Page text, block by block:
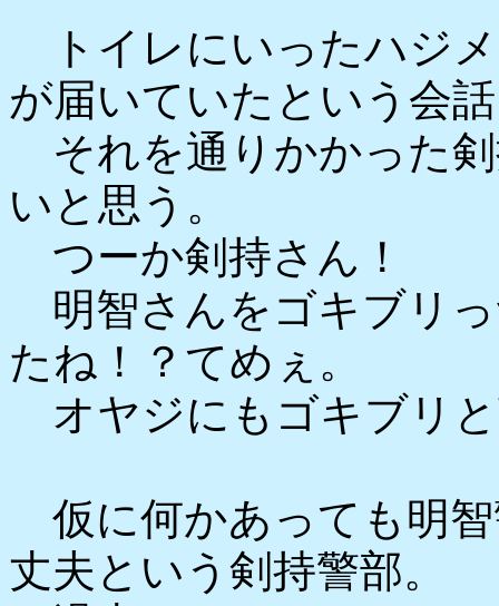
トイレにいったハジ
が届いていたという会
それを通りかかった
いと思う。
つーか剣持さん！
明智さんをゴキブリ
たね！？てめぇ。
オヤジにもゴキブリ
仮に何かあっても明
丈夫という剣持警部。